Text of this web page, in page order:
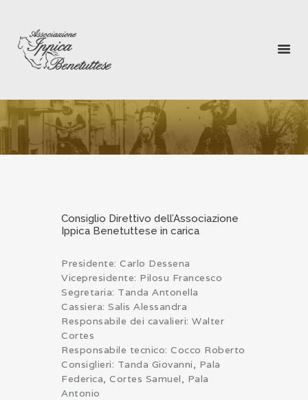
LA PENTOLACCIA
GALLERY
MULTIMEDIA
CONTATTI
Consiglio Direttivo dell’Associazione
Ippica Benetuttese in carica
Presidente: Carlo Dessena
Vicepresidente: Pilosu Francesco
Segretaria: Tanda Antonella
Cassiera: Salis Alessandra
Responsabile dei cavalieri: Walter
Cortes
Responsabile tecnico: Cocco Roberto
Consiglieri: Tanda Giovanni, Pala
Federica, Cortes Samuel, Pala
Antonio